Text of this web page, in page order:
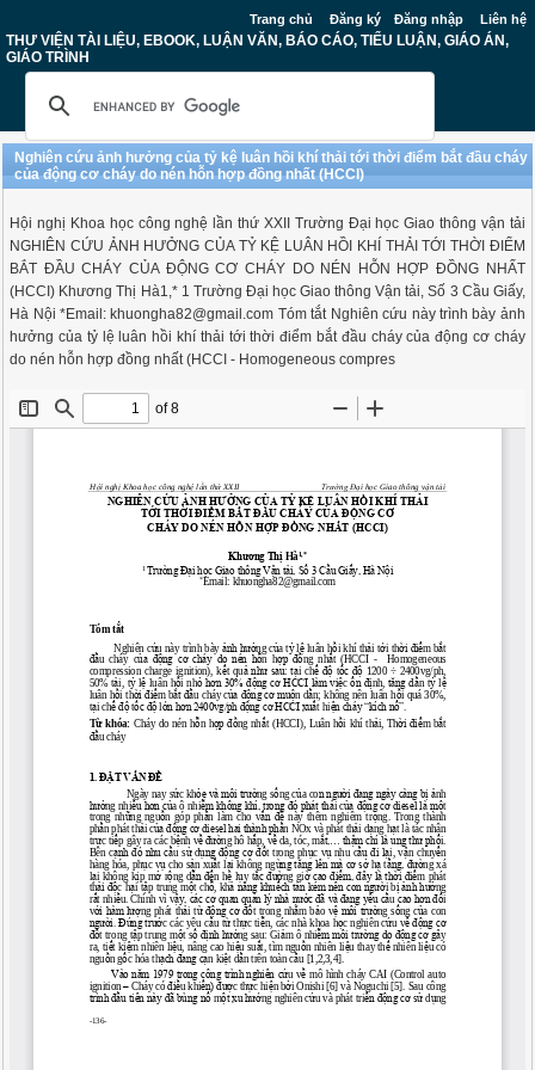
Trang chủ Đăng ký Đăng nhập Liên hệ
THƯ VIỆN TÀI LIỆU, EBOOK, LUẬN VĂN, BÁO CÁO, TIỂU LUẬN, GIÁO ÁN,
GIÁO TRÌNH
Nghiên cứu ảnh hưởng của tỷ kệ luân hồi khí thải tới thời điểm bắt đầu cháy
của động cơ cháy do nén hỗn hợp đồng nhất (HCCI)
Hội nghị Khoa học công nghệ lần thứ XXII Trường Đại học Giao thông vận tải
NGHIÊN CỨU ẢNH HƯỞNG CỦA TỶ KỆ LUÂN HỒI KHÍ THẢI TỚI THỜI ĐIỂM
BẮT ĐẦU CHÁY CỦA ĐỘNG CƠ CHÁY DO NÉN HỖN HỢP ĐỒNG NHẤT
(HCCI) Khương Thị Hà1,* 1 Trường Đại học Giao thông Vận tải, Số 3 Cầu Giấy,
Hà Nội *Email: khuongha82@gmail.com Tóm tắt Nghiên cứu này trình bày ảnh
hưởng của tỷ lệ luân hồi khí thải tới thời điểm bắt đầu cháy của động cơ cháy
do nén hỗn hợp đồng nhất (HCCI - Homogeneous compres